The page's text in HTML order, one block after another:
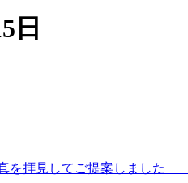
日
真を拝見してご提案しまし